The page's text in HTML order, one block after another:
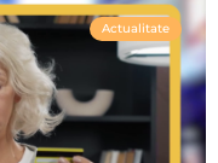
Actualitate